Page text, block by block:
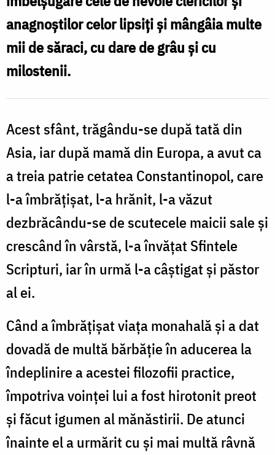
anagnoștilor celor lipsiți și mângâia multe
mii de săraci, cu dare de grâu și cu
milostenii.
Acest sfânt, trăgându-se după tată din
Asia, iar după mamă din Europa, a avut ca
a treia patrie cetatea Constantinopol, care
l-a îmbrățișat, l-a hrănit, l-a văzut
dezbrăcându-se de scutecele maicii sale și
crescând în vârstă, l-a învățat Sfintele
Scripturi, iar în urmă l-a câștigat și păstor
al ei.
Când a îmbrățișat viața monahală și a dat
dovadă de multă bărbăție în aducerea la
îndeplinire a acestei filozofii practice,
împotriva voinței lui a fost hirotonit preot
și făcut igumen al mănăstirii. De atunci
înainte el a urmărit cu și mai multă râvnă